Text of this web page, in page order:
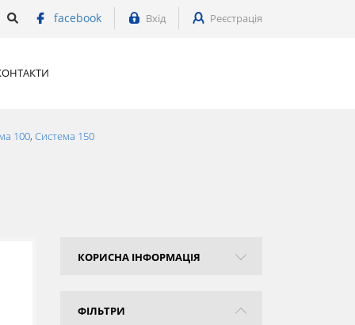
facebook Вхід Реєстрація
100, Система 150
КОРИСНА ІНФОРМАЦІЯ
ФІЛЬТРИ